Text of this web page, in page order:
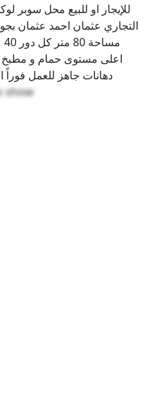
للإيجار او للبيع محل
التجاري عثمان احمد عثمان
اعلى مستوى حمام و مطبخ
show